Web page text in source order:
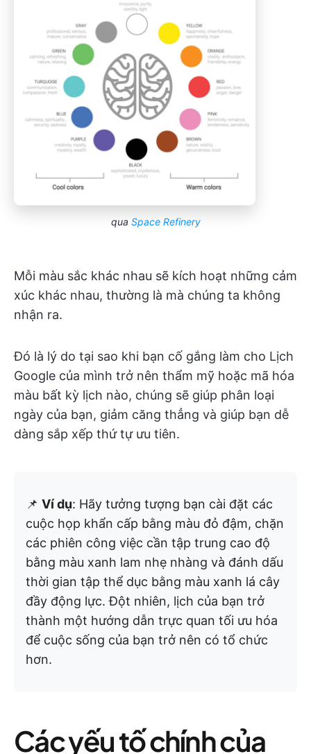
qua Space Refinery
Mỗi màu sắc khác nhau sẽ kích hoạt những cảm
xúc khác nhau, thường là mà chúng ta không
nhận ra.
Đó là lý do tại sao khi bạn cố gắng làm cho Lịch
Google của mình trở nên thẩm mỹ hoặc mã hóa
màu bất kỳ lịch nào, chúng sẽ giúp phân loại
ngày của bạn, giảm căng thẳng và giúp bạn dễ
dàng sắp xếp thứ tự ưu tiên.
📌 Ví dụ: Hãy tưởng tượng bạn cài đặt các
cuộc họp khẩn cấp bằng màu đỏ đậm, chặn
các phiên công việc cần tập trung cao độ
bằng màu xanh lam nhẹ nhàng và đánh dấu
thời gian tập thể dục bằng màu xanh lá cây
đầy động lực. Đột nhiên, lịch của bạn trở
thành một hướng dẫn trực quan tối ưu hóa
để cuộc sống của bạn trở nên có tổ chức
hơn.
Các yếu tố chính của